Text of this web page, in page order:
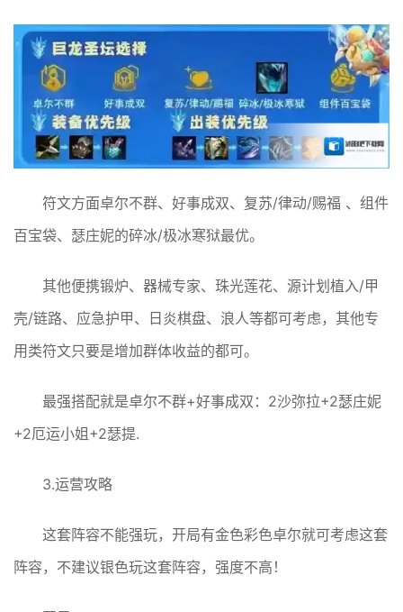
符文方面卓尔不群、好事成双、复苏/律动/赐福 、组件
百宝袋、瑟庄妮的碎冰/极冰寒狱最优。
其他便携锻炉、器械专家、珠光莲花、源计划植入/甲
壳/链路、应急护甲、日炎棋盘、浪人等都可考虑，其他专
用类符文只要是增加群体收益的都可。
最强搭配就是卓尔不群+好事成双：2沙弥拉+2瑟庄妮
+2厄运小姐+2瑟提.
3.运营攻略
这套阵容不能强玩，开局有金色彩色卓尔就可考虑这套
阵容，不建议银色玩这套阵容，强度不高！